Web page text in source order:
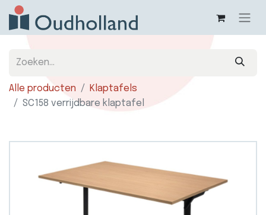
Alle producten
Klaptafels
SC158 verrijdbare klaptafel